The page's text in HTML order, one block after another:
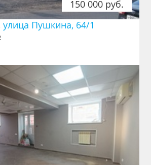
150 000 руб.
улица Пушкина, 64/1